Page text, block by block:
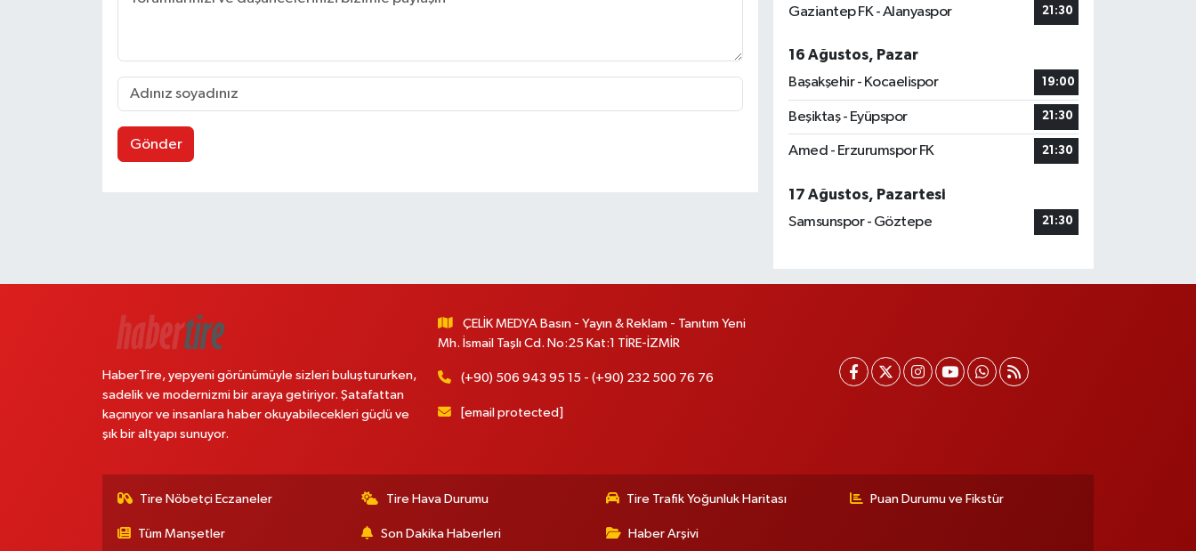
Gönder
Gaziantep FK - Alanyaspor 21:30
16 Ağustos, Pazar
Başakşehir - Kocaelispor
19:00
Beşiktaş - Eyüpspor 21:30
Amed - Erzurumspor FK 21:30
17 Ağustos, Pazartesi
Samsunspor - Göztepe
21:30
HaberTire, yepyeni görünümüyle sizleri buluştururken,
sadelik ve modernizmi bir araya getiriyor. Şatafattan
kaçınıyor ve insanlara haber okuyabilecekleri güçlü ve
şık bir altyapı sunuyor.
ÇELİK MEDYA Basın - Yayın & Reklam - Tanıtım Yeni
Mh. İsmail Taşlı Cd. No:25 Kat:1 TİRE-İZMİR
(+90) 506 943 95 15 - (+90) 232 500 76 76
[email protected]
Tire Nöbetçi Eczaneler Tire Hava Durumu Tire Trafik Yoğunluk Haritası Puan Durumu ve Fikstür
Tüm Manşetler Son Dakika Haberleri Haber Arşivi